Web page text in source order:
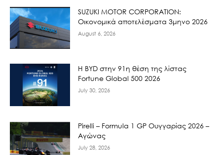
SUZUKI MOTOR CORPORATION:
Οικονομικά αποτελέσματα 3μηνο 2026
August 6, 2026
Η BYD στην 91η θέση της λίστας
Fortune Global 500 2026
July 30, 2026
Pirelli – Formula 1 GP Ουγγαρίας 2026 –
Αγώνας
July 28, 2026